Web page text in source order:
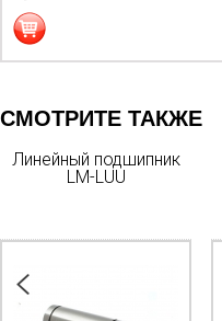
СМОТРИТЕ ТАКЖЕ
Линейный подшипник
LM-LUU